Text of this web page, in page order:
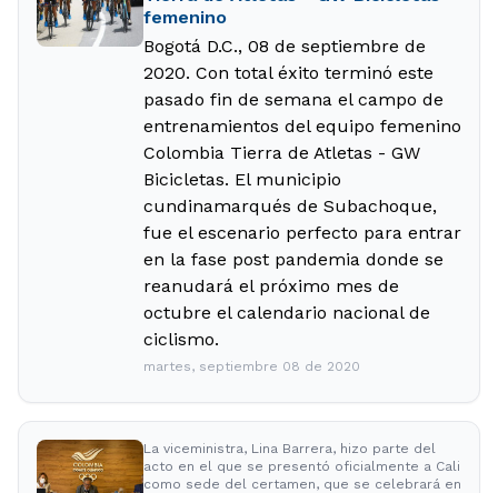
femenino
Bogotá D.C., 08 de septiembre de
2020. Con total éxito terminó este
pasado fin de semana el campo de
entrenamientos del equipo femenino
Colombia Tierra de Atletas - GW
Bicicletas. El municipio
cundinamarqués de Subachoque,
fue el escenario perfecto para entrar
en la fase post pandemia donde se
reanudará el próximo mes de
octubre el calendario nacional de
ciclismo.
martes, septiembre 08 de 2020
La viceministra, Lina Barrera, hizo parte del
acto en el que se presentó oficialmente a Cali
como sede del certamen, que se celebrará en